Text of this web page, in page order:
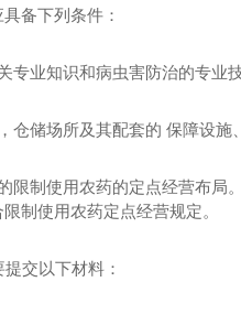
备下列条件：
专业知识和病虫害防治的专
仓储场所及其配套的 保障设施
限制使用农药的定点经营布
制使用农药定点经营规定。
交以下材料：